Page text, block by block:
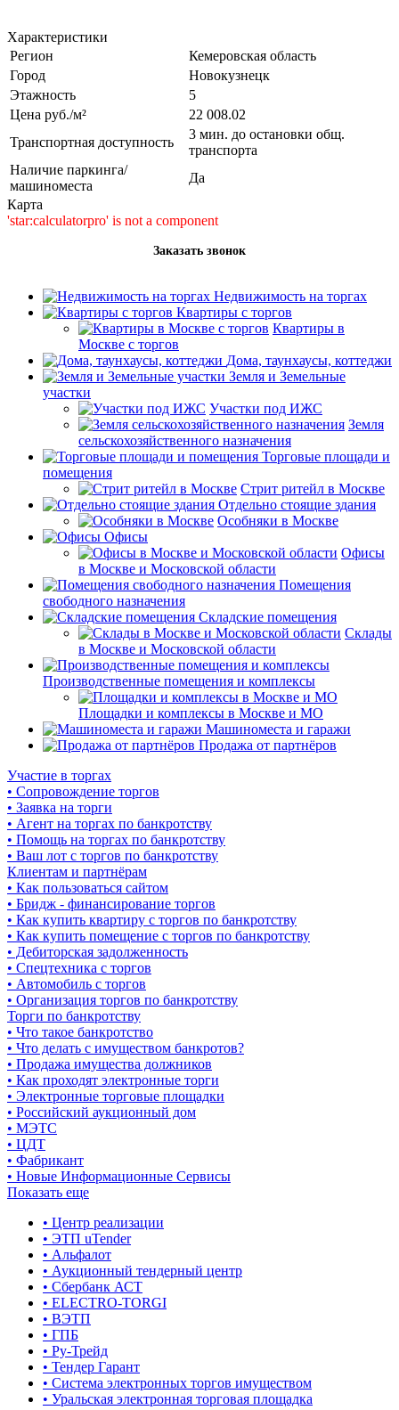
Характеристики
Регион
Кемеровская область
Город
Новокузнецк
Этажность
5
Цена руб./м²
22 008.02
Транспортная доступность
3 мин. до остановки общ.
транспорта
Наличие паркинга/
машиноместа
Да
Карта
'star:calculatorpro' is not a component
Заказать звонок
Недвижимость на торгах
Квартиры с торгов
Квартиры в
Москве с торгов
Дома, таунхаусы, коттеджи
Земля и Земельные
участки
Участки под ИЖС
Земля
сельскохозяйственного назначения
Торговые площади и
помещения
Стрит ритейл в Москве
Отдельно стоящие здания
Особняки в Москве
Офисы
Офисы
в Москве и Московской области
Помещения
свободного назначения
Складские помещения
Склады
в Москве и Московской области
Производственные помещения и комплексы
Площадки и комплексы в Москве и МО
Машиноместа и гаражи
Продажа от партнёров
Участие в торгах
• Сопровождение торгов
• Заявка на торги
• Агент на торгах по банкротству
• Помощь на торгах по банкротству
• Ваш лот с торгов по банкротству
Клиентам и партнёрам
• Как пользоваться сайтом
• Бридж - финансирование торгов
• Как купить квартиру с торгов по банкротству
• Как купить помещение с торгов по банкротству
• Дебиторская задолженность
• Спецтехника с торгов
• Автомобиль с торгов
• Организация торгов по банкротству
Торги по банкротству
• Что такое банкротство
• Что делать с имуществом банкротов?
• Продажа имущества должников
• Как проходят электронные торги
• Электронные торговые площадки
• Российский аукционный дом
• МЭТС
• ЦДТ
• Фабрикант
• Новые Информационные Сервисы
Показать еще
• Центр реализации
• ЭТП uTender
• Альфалот
• Аукционный тендерный центр
• Сбербанк АСТ
• ELECTRO-TORGI
• ВЭТП
• ГПБ
• Ру-Трейд
• Тендер Гарант
• Система электронных торгов имуществом
• Уральская электронная торговая площадка